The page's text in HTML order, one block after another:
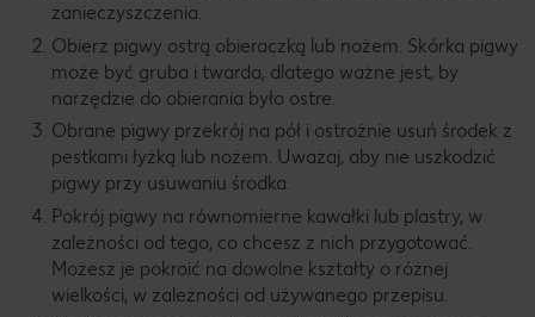
zanieczyszczenia.
Obierz pigwy ostrą obieraczką lub nożem. Skórka pigwy
może być gruba i twarda, dlatego ważne jest, by
narzędzie do obierania było ostre.
Obrane pigwy przekrój na pół i ostrożnie usuń środek z
pestkami łyżką lub nożem. Uważaj, aby nie uszkodzić
pigwy przy usuwaniu środka.
Pokrój pigwy na równomierne kawałki lub plastry, w
zależności od tego, co chcesz z nich przygotować.
Możesz je pokroić na dowolne kształty o różnej
wielkości, w zależności od używanego przepisu.